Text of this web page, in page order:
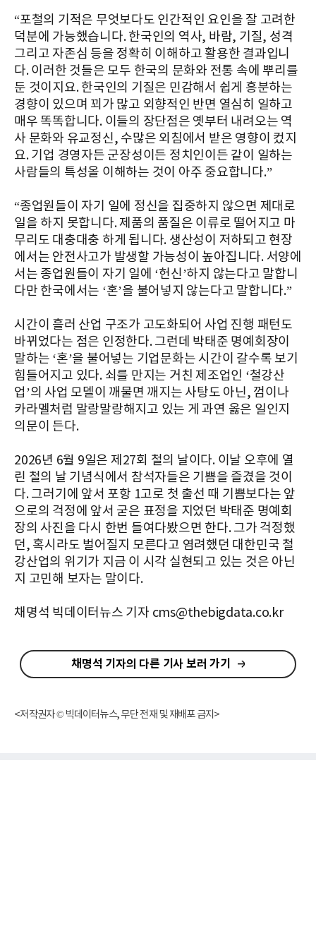
“포철의 기적은 무엇보다도 인간적인 요인을 잘 고려한
덕분에 가능했습니다. 한국인의 역사, 바람, 기질, 성격
그리고 자존심 등을 정확히 이해하고 활용한 결과입니
다. 이러한 것들은 모두 한국의 문화와 전통 속에 뿌리를
둔 것이지요. 한국인의 기질은 민감해서 쉽게 흥분하는
경향이 있으며 꾀가 많고 외향적인 반면 열심히 일하고
매우 똑똑합니다. 이들의 장단점은 옛부터 내려오는 역
사 문화와 유교정신, 수많은 외침에서 받은 영향이 컸지
요. 기업 경영자든 군장성이든 정치인이든 같이 일하는
사람들의 특성올 이해하는 것이 아주 중요합니다.”
“종업원들이 자기 일에 정신을 집중하지 않으면 제대로
일을 하지 못합니다. 제품의 품질은 이류로 떨어지고 마
무리도 대충대충 하게 됩니다. 생산성이 저하되고 현장
에서는 안전사고가 발생할 가능성이 높아집니다. 서양에
서는 종업원들이 자기 일에 ‘헌신’하지 않는다고 말합니
다만 한국에서는 ‘혼’을 불어넣지 않는다고 말합니다.”
시간이 흘러 산업 구조가 고도화되어 사업 진행 패턴도
바뀌었다는 점은 인정한다. 그런데 박태준 명예회장이
말하는 ‘혼’을 불어넣는 기업문화는 시간이 갈수록 보기
힘들어지고 있다. 쇠를 만지는 거친 제조업인 ‘철강산
업’의 사업 모델이 깨물면 깨지는 사탕도 아닌, 껌이나
카라멜처럼 말랑말랑해지고 있는 게 과연 옳은 일인지
의문이 든다.
2026년 6월 9일은 제27회 철의 날이다. 이날 오후에 열
린 철의 날 기념식에서 참석자들은 기쁨을 즐겼을 것이
다. 그러기에 앞서 포항 1고로 첫 출선 때 기쁨보다는 앞
으로의 걱정에 앞서 굳은 표정을 지었던 박태준 명예회
장의 사진을 다시 한번 들여다봤으면 한다. 그가 걱정했
던, 혹시라도 벌어질지 모른다고 염려했던 대한민국 철
강산업의 위기가 지금 이 시각 실현되고 있는 것은 아닌
지 고민해 보자는 말이다.
채명석 빅데이터뉴스 기자 cms@thebigdata.co.kr
채명석 기자의 다른 기사 보러 가기
<저작권자 © 빅데이터뉴스, 무단 전재 및 재배포 금지>